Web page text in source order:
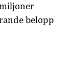
belopp